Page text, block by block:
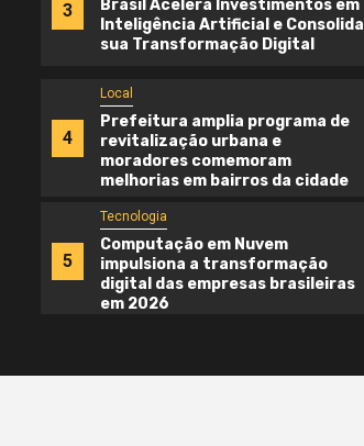
3
Brasil Acelera Investimentos em
Inteligência Artificial e Consolida
sua Transformação Digital
4
Local
Prefeitura amplia programa de
revitalização urbana e
moradores comemoram
melhorias em bairros da cidade
5
Tecnologia
Computação em Nuvem
impulsiona a transformação
digital das empresas brasileiras
em 2026